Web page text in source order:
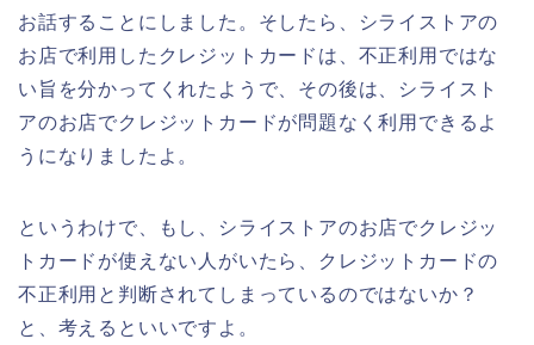
お話することにしました。そしたら、シライストアの
お店で利用したクレジットカードは、不正利用ではな
い旨を分かってくれたようで、その後は、シライスト
アのお店でクレジットカードが問題なく利用できるよ
うになりましたよ。
というわけで、もし、シライストアのお店でクレジッ
トカードが使えない人がいたら、クレジットカードの
不正利用と判断されてしまっているのではないか？
と、考えるといいですよ。